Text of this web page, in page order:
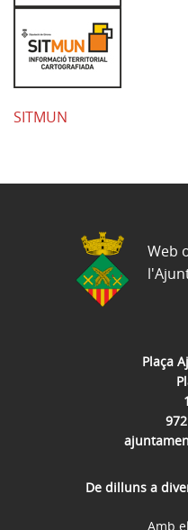
SITMUN
Plaça
De dilluns a
Web
Amb